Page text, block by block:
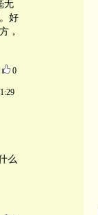
无
好
，
0
么